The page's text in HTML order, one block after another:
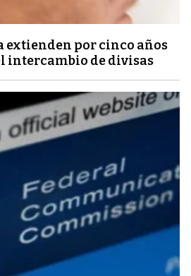
extienden por cinco años
intercambio de divisas